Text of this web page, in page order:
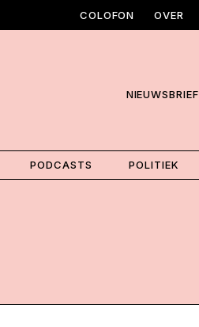
COLOFON OVER
NIEUWSBRIEF
PODCASTS POLITIEK